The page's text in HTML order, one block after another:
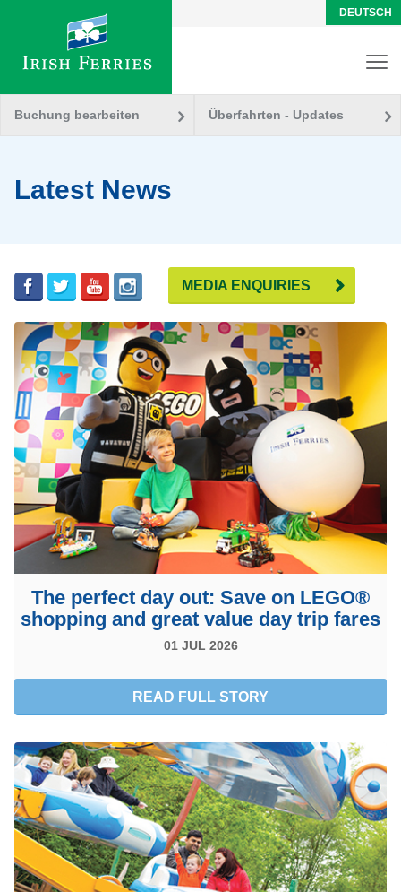
DEUTSCH
Buchung bearbeiten Überfahrten - Updates
Latest News
MEDIA ENQUIRIES
The perfect day out: Save on LEGO®
shopping and great value day trip fares
READ FULL STORY
01 JUL 2026